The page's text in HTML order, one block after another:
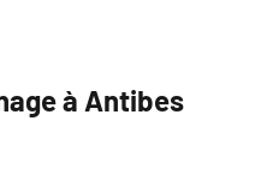
à Antibes